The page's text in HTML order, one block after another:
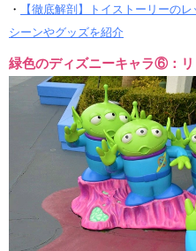
・
【徹底解剖】トイストーリーの
シーンやグッズを紹介
緑色のディズニーキャラ⑥：